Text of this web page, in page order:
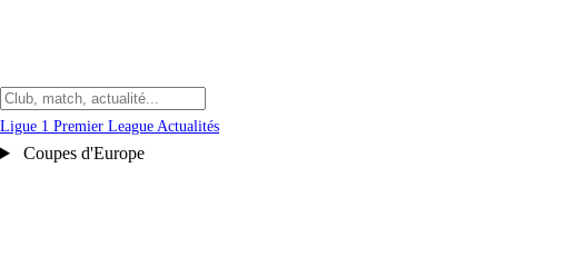
Ligue 1 Premier League Actualités
Coupes d'Europe